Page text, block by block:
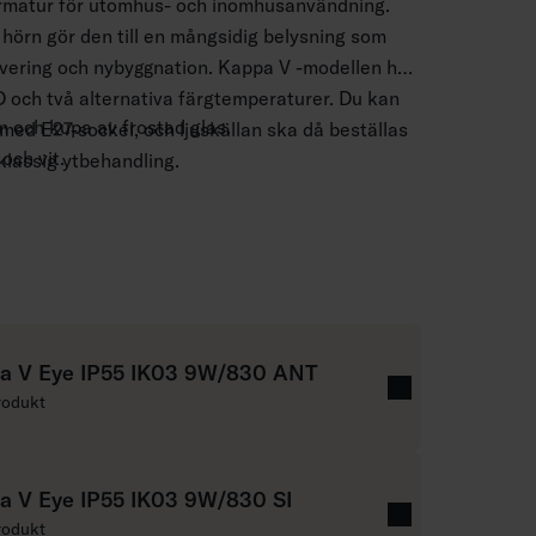
för utomhus- och inomhusanvändning.
gör den till en mångsidig belysning som
och nybyggnation. Kappa V -modellen har
och två alternativa färgtemperaturer. Du kan
E27-sockel, och ljuskällan ska då beställas
ytbehandling.
och kupa av frostad glas.
vit.
lm, 840 520 lm.
Airam Frost led.
fast LED 3000 K och 4000 K. CRI > 80 / Ra >
V Eye IP55 IK03 9W/830 ANT
V Eye IP55 IK03 9W/830 SI